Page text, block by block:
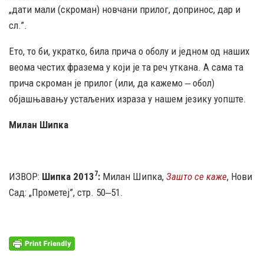
„дати мали (скроман) новчани прилог, допринос, дар и
сл.”.
Ето, то би, укратко, била прича о оболу и једном од наших
веома честих фразема у који је та реч уткана. А сама та
прича скроман је прилог (или, да кажемо ‒ обол)
објашњавању устаљених израза у нашем језику уопште.
Милан Шипка
ИЗВОР: Шипка 20137: Милан Шипка, Зашто се каже, Нови
Сад: „Прометеј”, стр. 50‒51.